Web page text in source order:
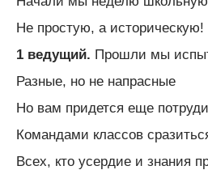
Не простую, а историческую!
1 ведущий. Прошли мы
Разные, но не напрасные
Но вам придется еще
Командами классов
Всех, кто усердие и знания